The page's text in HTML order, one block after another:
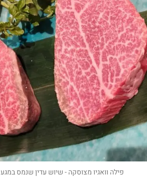
פילה וואגיו מצוסקה - שיוש עדין שנמס במגע